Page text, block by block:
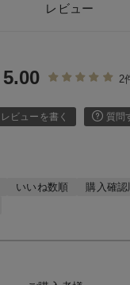
レビュー
5.00 2
レビューを書く 質問
いいね数順
購入確認